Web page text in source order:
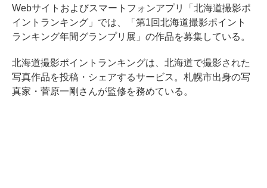
Webサイトおよびスマートフォンアプリ「北海道撮影ポ
イントランキング」では、「第1回北海道撮影ポイント
ランキング年間グランプリ展」の作品を募集している。
北海道撮影ポイントランキングは、北海道で撮影された
写真作品を投稿・シェアするサービス。札幌市出身の写
真家・菅原一剛さんが監修を務めている。